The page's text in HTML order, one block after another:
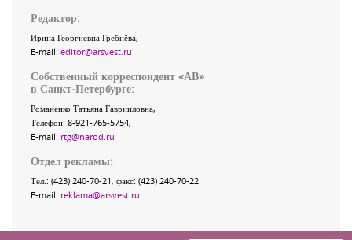
Редактор:
Ирина Георгиевна Гребнёва,
E-mail: editor@arsvest.ru
Собственный корреспондент «АВ»
в Санкт-Петербурге:
Романенко Татьяна Гаврииловна,
Телефон: 8-921-765-5754,
E-mail: rtg@narod.ru
Отдел рекламы:
Тел.: (423) 240-70-21, факс: (423) 240-70-22
E-mail: reklama@arsvest.ru